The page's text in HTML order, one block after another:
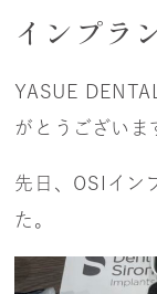
インプラ
YASUE
がとうございま
先日、OSIイン
た。